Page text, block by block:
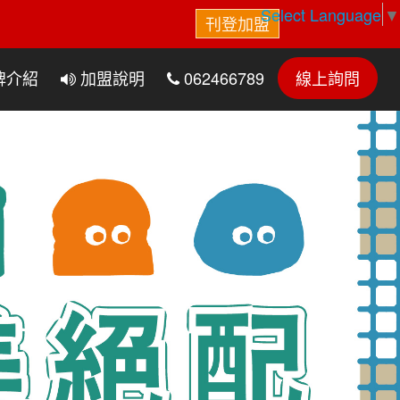
Select Language ▼
刊登加盟
介紹 加盟說明 062466789 線上詢問